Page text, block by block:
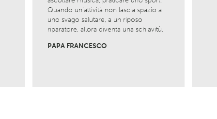
Quando un’attività non lascia spazio a
uno svago salutare, a un riposo
riparatore, allora diventa una schiavitù.
PAPA FRANCESCO